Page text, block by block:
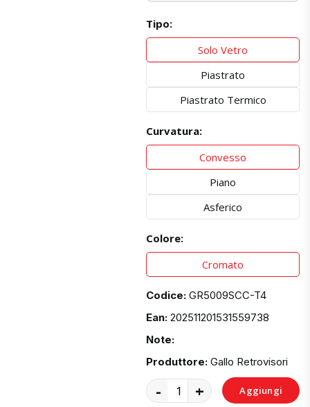
Tipo:
Solo Vetro
Piastrato
Piastrato Termico
Curvatura:
Convesso
Piano
Asferico
Colore:
Cromato
Codice: GR5009SCC-T4
Ean: 202511201531559738
Note:
Produttore: Gallo Retrovisori
- + Aggiungi